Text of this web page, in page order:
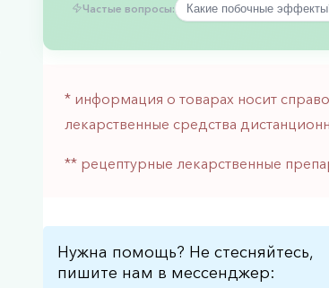
Частые вопросы: Какие побочные
* информация о товарах носит
лекарственные средства
** рецептурные лекарственные
Нужна помощь? Не стесняйтесь,
пишите нам в мессенджер: